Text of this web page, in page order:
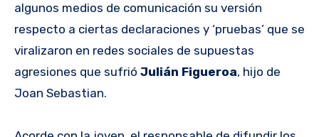
algunos medios de comunicación su versión
respecto a ciertas declaraciones y ‘pruebas’ que se
viralizaron en redes sociales de supuestas
agresiones que sufrió Julián Figueroa, hijo de
Joan Sebastian.